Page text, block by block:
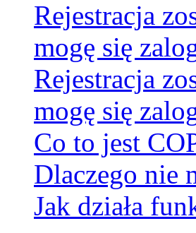
Rejestracja
mogę się
Rejestracja
mogę się
Co to jest
Dlaczego nie
Jak działa